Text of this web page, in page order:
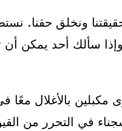
ونخلق حقنا.
سألك أحد يمكن
بالأغلال معًا
في التحرر